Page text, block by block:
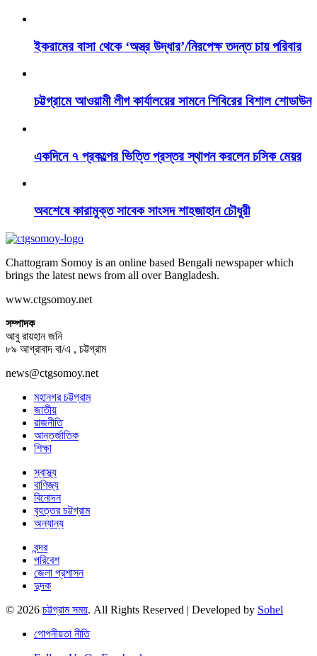
ইকরামের বাসা থেকে ‘অস্ত্র উদ্ধার’/নিরপেক্ষ তদন্ত চায় পরিবার
চট্টগ্রামে আওয়ামী লীগ কার্যালয়ের সামনে শিবিরের বিশাল শোডাউন
একদিনে ৭ প্রকল্পের ভিত্তি প্রস্তর স্থাপন করলেন চসিক মেয়র
অবশেষে কারামুক্ত সাবেক সাংসদ শাহজাহান চৌধুরী
Chattogram Somoy is an online based Bengali newspaper which
brings the latest news from all over Bangladesh.
www.ctgsomoy.net
সম্পাদক
আবু রায়হান জনি
৮৯ আগ্রাবাদ বা/এ , চট্টগ্রাম
news@ctgsomoy.net
মহানগর চট্টগ্রাম
জাতীয়
রাজনীতি
আন্তর্জাতিক
শিক্ষা
স্বাস্থ্য
বাণিজ্য
বিনোদন
বৃহত্তর চট্টগ্রাম
অন্যান্য
বন্দর
পরিবেশ
জেলা প্রশাসন
দুদক
© 2026 চট্টগ্রাম সময়. All Rights Reserved | Developed by Sohel
গোপনীয়তা নীতি